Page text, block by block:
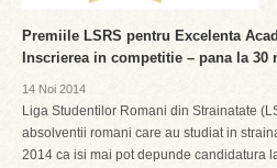
Premiile LSRS pentru Excelenta
Inscrierea in competitie – pana la 30
14 Noi 2014
Liga Studentilor Romani din Strainatate
absolventii romani care au studiat in
2014 ca isi mai pot depunde candidatura